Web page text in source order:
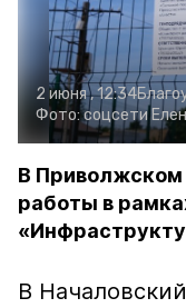
2 июня , 12:34
Фото:соцсети
В
работы в
В